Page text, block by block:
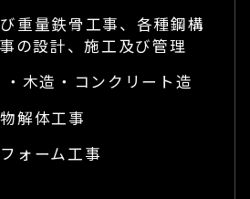
重量鉄骨工事、各種鋼構
の設計、施工及び管理
・木造・コンクリート造
解体工事
ォーム工事